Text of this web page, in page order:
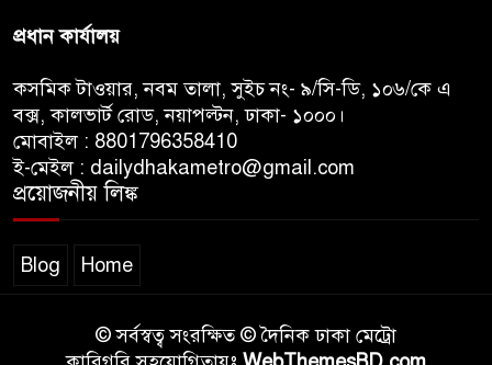
ওপর হামলার অভিযোগ
প্রধান কার্যালয়
কসমিক টাওয়ার, নবম তালা, সুইচ নং- ৯/সি-ডি, ১০৬/কে এ
বক্স, কালভার্ট রোড, নয়াপল্টন, ঢাকা- ১০০০।
মোবাইল : 8801796358410
ই-মেইল : dailydhakametro@gmail.com
প্রয়োজনীয় লিঙ্ক
Blog Home
© সর্বস্বত্ব সংরক্ষিত © দৈনিক ঢাকা মেট্রো